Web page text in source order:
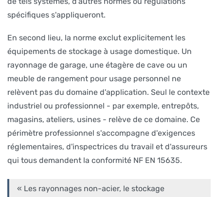
spécifiques s'appliqueront.
En second lieu, la norme exclut explicitement les
équipements de stockage à usage domestique. Un
rayonnage de garage, une étagère de cave ou un
meuble de rangement pour usage personnel ne
relèvent pas du domaine d'application. Seul le contexte
industriel ou professionnel - par exemple, entrepôts,
magasins, ateliers, usines - relève de ce domaine. Ce
périmètre professionnel s'accompagne d'exigences
réglementaires, d'inspectrices du travail et d'assureurs
qui tous demandent la conformité NF EN 15635.
« Les rayonnages non-acier, le stockage